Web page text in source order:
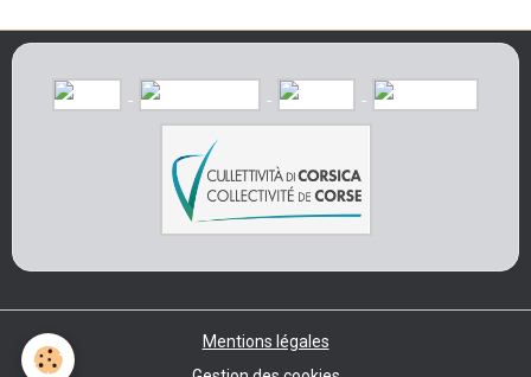
Mentions légales